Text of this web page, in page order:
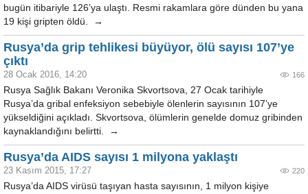
bugün itibariyle 126’ya ulaştı. Resmi rakamlara göre dünden bu yana
19 kişi gripten öldü. →
Rusya’da grip tehlikesi büyüyor, ölü sayısı 107’ye
çıktı
28 Ocak 2016, 14:20 166
Rusya Sağlık Bakanı Veronika Skvortsova, 27 Ocak tarihiyle
Rusya’da gribal enfeksiyon sebebiyle ölenlerin sayısının 107’ye
yükseldiğini açıkladı. Skvortsova, ölümlerin genelde domuz gribinden
kaynaklandığını belirtti. →
Rusya’da AIDS sayısı 1 milyona yaklaştı
23 Kasım 2015, 17:27 220
Rusya’da AIDS virüsü taşıyan hasta sayısının, 1 milyon kişiye